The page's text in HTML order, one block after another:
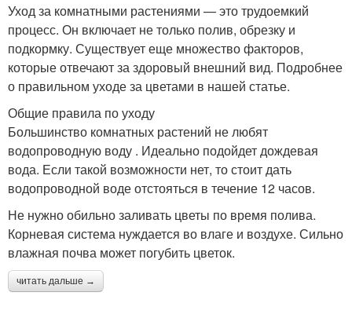
Уход за комнатными растениями — это трудоемкий
процесс. Он включает не только полив, обрезку и
подкормку. Существует еще множество факторов,
которые отвечают за здоровый внешний вид. Подробнее
о правильном уходе за цветами в нашей статье.
Общие правила по уходу
Большинство комнатных растений не любят
водопроводную воду . Идеально подойдет дождевая
вода. Если такой возможности нет, то стоит дать
водопроводной воде отстояться в течение 12 часов.
Не нужно обильно заливать цветы по время полива.
Корневая система нуждается во влаге и воздухе. Сильно
влажная почва может погубить цветок.
читать дальше →